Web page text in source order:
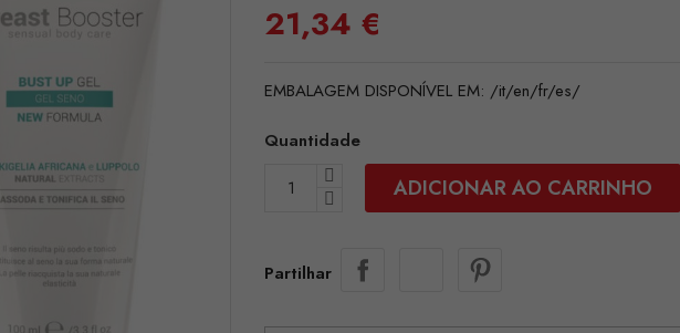
21,34 €
EMBALAGEM DISPONÍVEL EM: /it/en/fr/es/
Quantidade
ADICIONAR AO CARRINHO
Partilhar